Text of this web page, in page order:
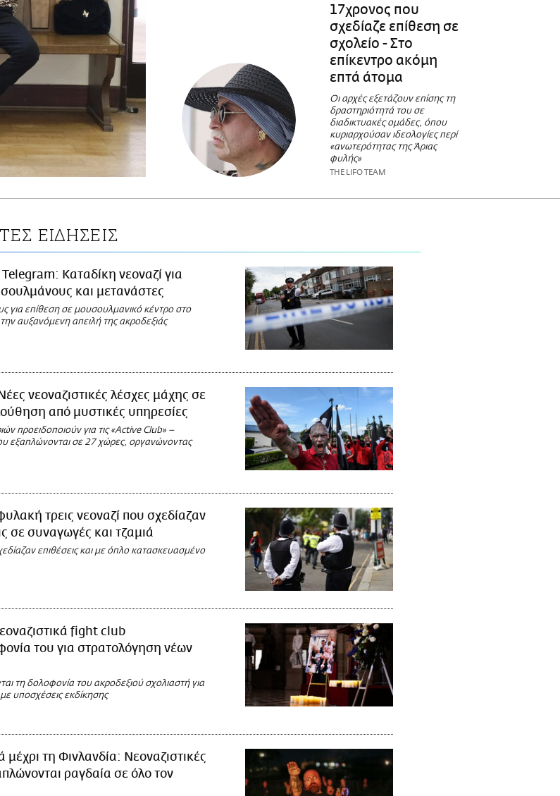
17χρονος που
σχεδίαζε επίθεση σε
σχολείο - Στο
επίκεντρο ακόμη
επτά άτομα
Οι αρχές εξετάζουν επίσης τη
δραστηριότητά του σε
διαδικτυακές ομάδες, όπου
κυριαρχούσαν ιδεολογίες περί
«ανωτερότητας της Άριας
φυλής»
THE LIFO TEAM
ΕΙΔΗΣΕΙΣ
Καταδίκη νεοναζί για
και μετανάστες
για επίθεση σε μουσουλμανικό κέντρο στο
αυξανόμενη απειλή της ακροδεξιάς
νεοναζιστικές λέσχες μάχης σε
από μυστικές υπηρεσίες
προειδοποιούν για τις «Active Club» –
εξαπλώνονται σε 27 χώρες, οργανώνοντας
τρεις νεοναζί που σχεδίαζαν
σε συναγωγές και τζαμιά
επιθέσεις και με όπλο κατασκευασμένο
fight club
του για στρατολόγηση νέων
τη δολοφονία του ακροδεξιού σχολιαστή για
υποσχέσεις εκδίκησης
τη Φινλανδία: Nεοναζιστικές
ραγδαία σε όλο τον